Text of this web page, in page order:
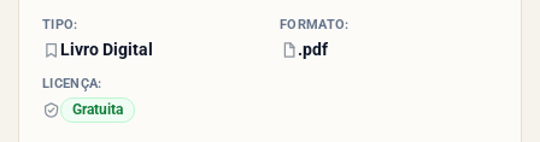
TIPO:
Livro Digital
FORMATO:
.pdf
LICENÇA:
Gratuita